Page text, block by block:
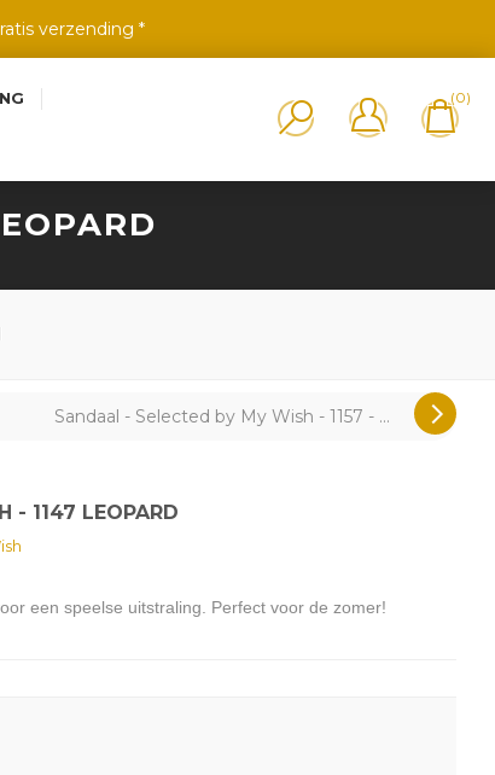
verzending *
(0)
Sandaal - Selected by My Wish - 1157 - ...
- 1147 LEOPARD
een speelse uitstraling. Perfect voor de zomer!